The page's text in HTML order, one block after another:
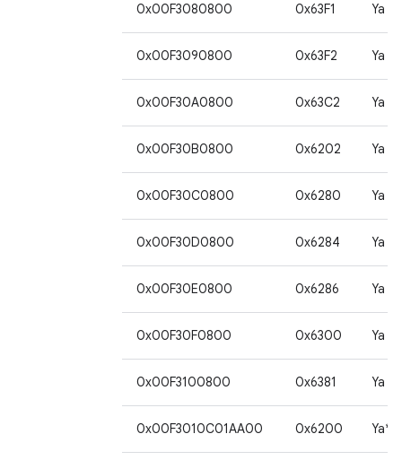
0x00F3080800 0x63F1 Ya
0x00F3090800 0x63F2 Ya
0x00F30A0800 0x63C2 Ya
0x00F30B0800 0x6202 Ya
0x00F30C0800 0x6280 Ya
0x00F30D0800 0x6284 Ya
0x00F30E0800 0x6286 Ya
0x00F30F0800 0x6300 Ya
0x00F3100800 0x6381 Ya
0x00F3010C01AA00 0x6200 Ya*